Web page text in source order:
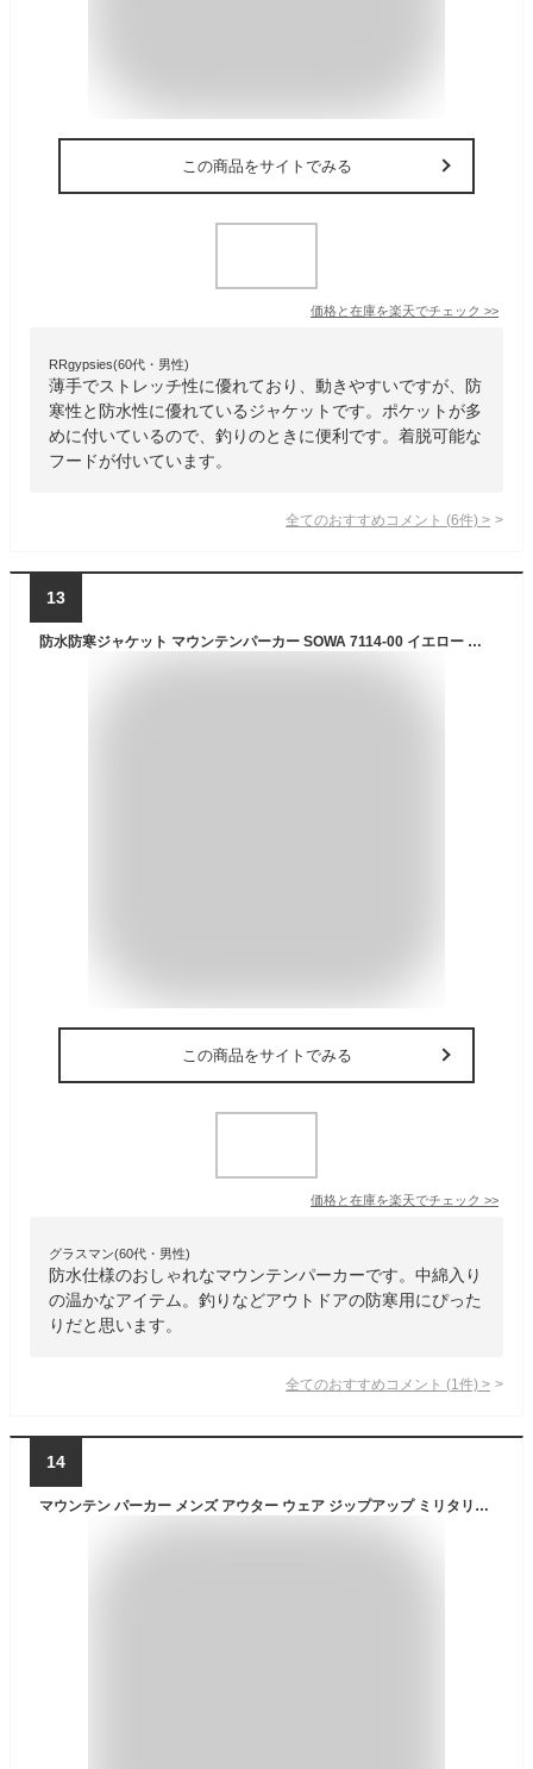
この商品をサイトでみる
価格と在庫を楽天でチェック >>
RRgypsies(60代・男性)
薄手でストレッチ性に優れており、動きやすいですが、防
寒性と防水性に優れているジャケットです。ポケットが多
めに付いているので、釣りのときに便利です。着脱可能な
フードが付いています。
全てのおすすめコメント (6件) >
13
防水防寒ジャケット マウンテンパーカー SOWA 7114-00 イエロー 防水 中綿 ジャケット 防寒服 防寒着 上下 セット対応 フード メンズ レディース かっこいい 作業服 作業着 アウトドア 釣り バイク 大きいサイズ
この商品をサイトでみる
価格と在庫を楽天でチェック >>
グラスマン(60代・男性)
防水仕様のおしゃれなマウンテンパーカーです。中綿入り
の温かなアイテム。釣りなどアウトドアの防寒用にぴった
りだと思います。
全てのおすすめコメント (1 件) >
14
マウンテン パーカー メンズ アウター ウェア ジップアップ ミリタリー 長袖 ブルゾン ジャンパー 秋冬 暖かい トレーナー フィッシング ジャケット フリース フード付き 撥水機能 春 防寒着 登山 アウトドア 釣り レジャー 男子 父 おしゃれ 20代 30代 40代 50代 送料無料